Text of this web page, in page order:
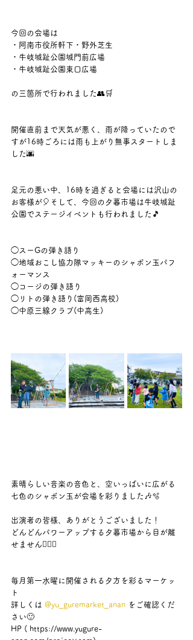
今回の会場は
・阿南市役所軒下・野外芝生
・牛岐城趾公園城門前広場
・牛岐城趾公園東口広場
の三箇所で行われました👥🛒
開催直前まで天気が悪く、雨が降っていたので
すが16時ごろには雨も上がり無事スタートしま
した🌆
足元の悪い中、16時を過ぎると会場には沢山の
お客様が🎈そして、今回の夕暮市場は牛岐城趾
公園でステージイベントも行われました🎵
◯スーGの弾き語り
◯地域おこし協力隊マッキーのシャボン玉パフ
ォーマンス
◯コージの弾き語り
◯リトの弾き語り(富岡西高校)
◯中原三線クラブ(中高生)
素晴らしい音楽の音色と、空いっぱいに広がる
七色のシャボン玉が会場を彩りました🎶🫧
出演者の皆様、ありがとうございました！
どんどんパワーアップする夕暮市場から目が離
せません🧚🏻‍♀️
毎月第一水曜に開催される夕方を彩るマーケッ
ト
詳しくは @yu_guremarket_anan をご確認くだ
さい🙂
HP ( https://www.yugure-